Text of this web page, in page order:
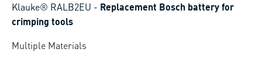
Klauke® RALB2EU - Replacement Bosch battery for
crimping tools
Multiple Materials